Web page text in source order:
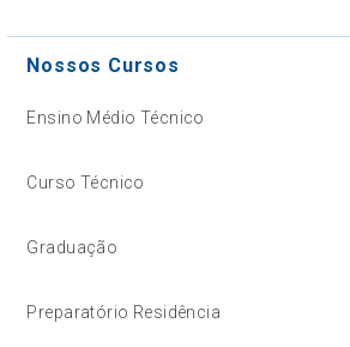
Nossos Cursos
Ensino Médio Técnico
Curso Técnico
Graduação
Preparatório Residência